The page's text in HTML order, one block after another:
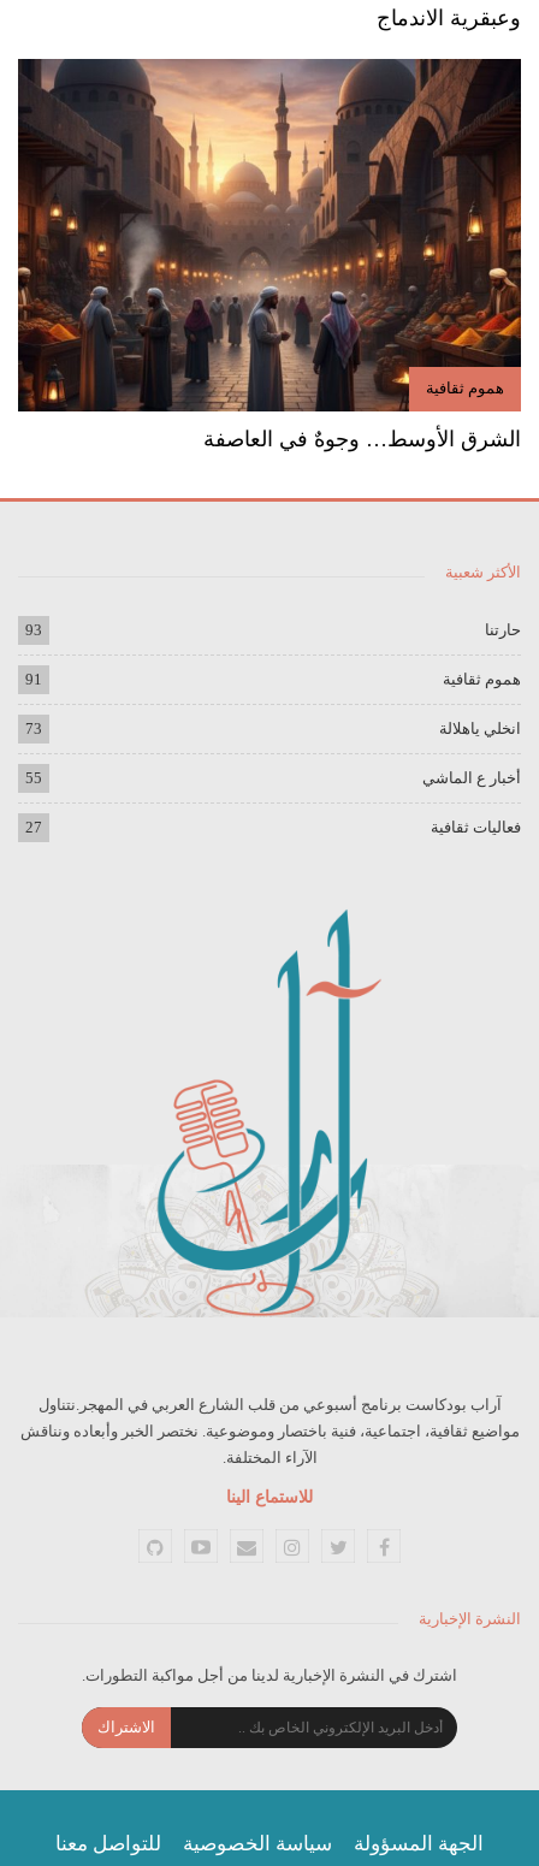
وعبقرية الاندماج
هموم ثقافية
الشرق الأوسط… وجوهٌ في العاصفة
الأكثر شعبية
حارتنا 93
هموم ثقافية 91
انخلي ياهلالة 73
أخبار ع الماشي 55
فعاليات ثقافية 27
آراب بودكاست برنامج أسبوعي من قلب الشارع العربي في المهجر.نتناول
مواضيع ثقافية، اجتماعية، فنية باختصار وموضوعية. نختصر الخبر وأبعاده ونناقش
الآراء المختلفة.
للاستماع الينا
النشرة الإخبارية
اشترك في النشرة الإخبارية لدينا من أجل مواكبة التطورات.
الاشتراك
الجهة المسؤولة سياسة الخصوصية للتواصل معنا